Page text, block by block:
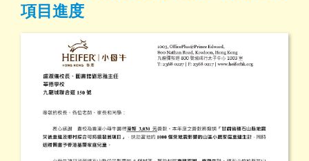
項目進度